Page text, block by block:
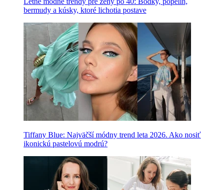
bermudy a kúsky, ktoré lichotia postave
Tiffany Blue: Najväčší módny trend leta 2026. Ako nosiť
ikonickú pastelovú modrú?